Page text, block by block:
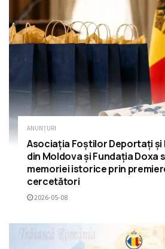
ANUNȚURI
Asociația Foștilor Deportați
din Moldova și Fundația Doxa
memoriei istorice prin
cercetători
2026-05-08